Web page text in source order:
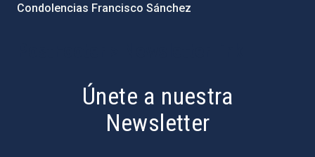
Condolencias Francisco Sánchez
Únete a nuestra
Newsletter